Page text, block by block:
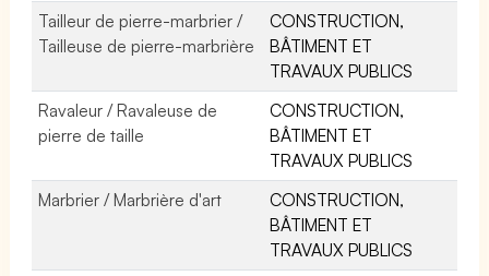
Tailleur de pierre-marbrier /
Tailleuse de pierre-marbrière
CONSTRUCTION,
BÂTIMENT ET
TRAVAUX PUBLICS
Ravaleur / Ravaleuse de
pierre de taille
CONSTRUCTION,
BÂTIMENT ET
TRAVAUX PUBLICS
Marbrier / Marbrière d'art
CONSTRUCTION,
BÂTIMENT ET
TRAVAUX PUBLICS